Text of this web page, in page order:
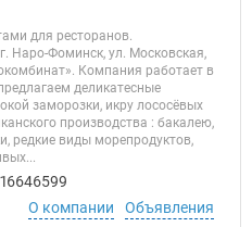
для ресторанов.
Наро-Фоминск, ул. Московская,
Компания работает в
деликатесные
заморозки, икру лососёвых
производства : бакалею,
редкие виды морепродуктов,
О компании
Объявления